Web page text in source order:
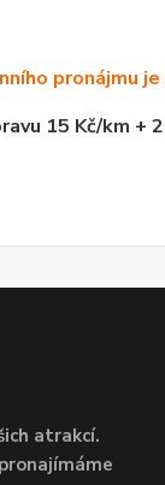
pronájmu
15 Kč/km +
atrakcí.